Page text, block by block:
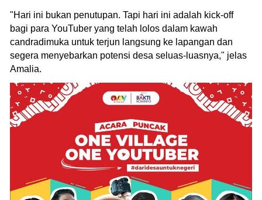
"Hari ini bukan penutupan. Tapi hari ini adalah kick-off
bagi para YouTuber yang telah lolos dalam kawah
candradimuka untuk terjun langsung ke lapangan dan
segera menyebarkan potensi desa seluas-luasnya," jelas
Amalia.